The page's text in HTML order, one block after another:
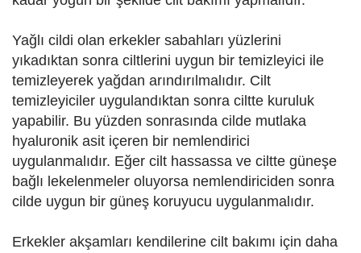
Yağlı cildi olan erkekler sabahları yüzlerini
yıkadıktan sonra ciltlerini uygun bir temizleyici ile
temizleyerek yağdan arındırılmalıdır. Cilt
temizleyiciler uygulandıktan sonra ciltte kuruluk
yapabilir. Bu yüzden sonrasında cilde mutlaka
hyaluronik asit içeren bir nemlendirici
uygulanmalıdır. Eğer cilt hassassa ve ciltte güneşe
bağlı lekelenmeler oluyorsa nemlendiriciden sonra
cilde uygun bir güneş koruyucu uygulanmalıdır.
Erkekler akşamları kendilerine cilt bakımı için daha